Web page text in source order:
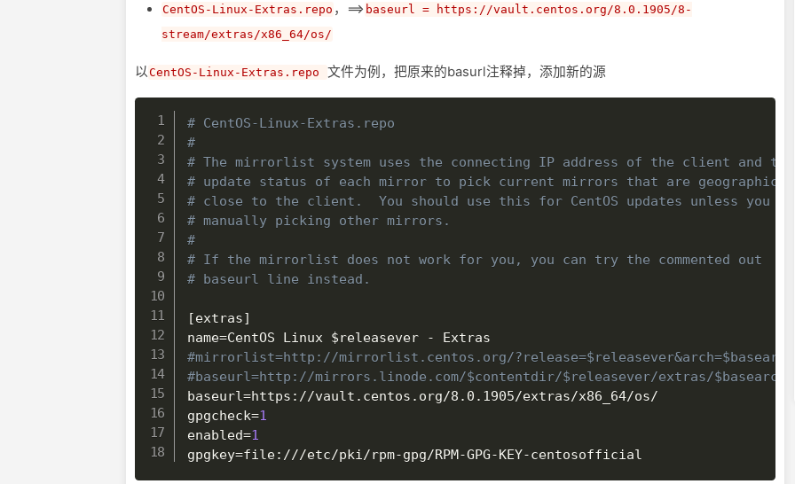
CentOS-Linux-Extras.repo ，==> baseurl = https://vault.centos.org/8.0.1905/8-
stream/extras/x86_64/os/
以CentOS-Linux-Extras.repo 文件为例，把原来的basurl注释掉，添加新的源
# CentOS-Linux-Extras.repo
#
# The mirrorlist system uses the connecting IP address of the client and the
# update status of each mirror to pick current mirrors that are
# close to the client.  You should use this for CentOS updates unless you
# manually picking other mirrors.
#
# If the mirrorlist does not work for you, you can try the commented out
# baseurl line instead.
[extras]
name=CentOS Linux $releasever
#mirrorlist=http://mirrorlist.centos.org/
#baseurl=http://mirrors.linode.com/$contentdir/$releasever/extras/
baseurl=
gpgcheck=1
enabled=1
gpgkey=